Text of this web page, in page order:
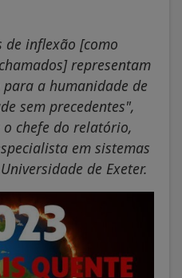
de inflexão [como
representam
para a humanidade de
sem precedentes",
o chefe do relatório,
em sistemas
de Exeter.